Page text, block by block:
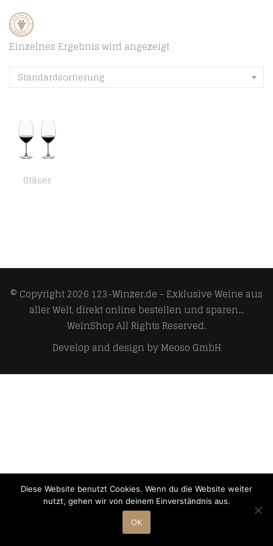
Einzelnes Ergebnis wird angezeigt
Standardsortierung
Gläser
© Copyright 2026 123-Winzer.de - Exklusive Weine aus
aller Welt, direkt online bestellen und sparen...
WeinShopAll Rights Reserved.
Develop and design byMeoso GmbH
Diese Website benutzt Cookies. Wenn du die Website weiter
nutzt, gehen wir von deinem Einverständnis aus.
OK